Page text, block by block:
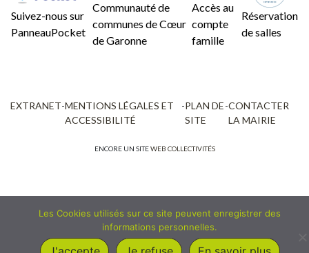
Suivez-nous sur
PanneauPocket
Communauté de
communes de Cœur
de Garonne
Accès au
compte
famille
Réservation
de salles
EXTRANET-MENTIONS LÉGALES ET
ACCESSIBILITÉ
-PLAN DE
SITE
-CONTACTER
LA MAIRIE
ENCORE UN SITEWEB COLLECTIVITÉS
Les Cookies utilisés sur ce site peuvent enregistrer des
informations personnelles.